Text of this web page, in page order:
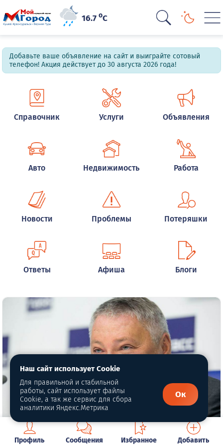
16.7oC
Добавьте ваше объявление на сайт и выиграйте сотовый
телефон! Акция действует до 30 августа 2026 года!
Справочник Услуги Объявления
Авто Недвижимость Работа
Новости Проблемы Потеряшки
Ответы Афиша Блоги
Миллиардер с Урала планирует
Профиль Сообщения Избранное Добавить
Наш сайт использует Cookie
Для правильной и стабильной
работы, сайт использует файлы
Cookie, а так же сервис для сбора
аналитики Яндекс.Метрика
Ок